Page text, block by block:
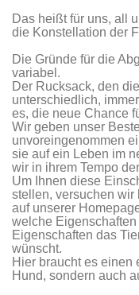
Das heißt für uns, all
die Konstellation der
Die Gründe für die
variabel.
Der Rucksack, den
unterschiedlich,
es, die neue Chance
Wir geben unser
unvoreingenommen
sie auf ein Leben im
wir in ihrem Tempo
Um Ihnen diese
stellen, versuchen
auf unserer
welche
Eigenschaften das
wünscht.
Hier braucht es einen
Hund, sondern auch